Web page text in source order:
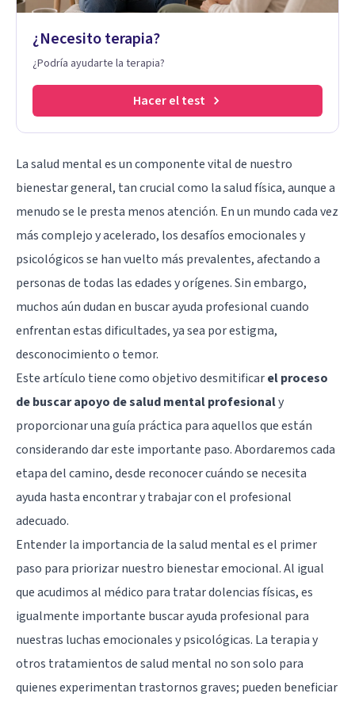
¿Necesito terapia?
¿Podría ayudarte la terapia?
Hacer el test
La salud mental es un componente vital de nuestro
bienestar general, tan crucial como la salud física, aunque a
menudo se le presta menos atención. En un mundo cada vez
más complejo y acelerado, los desafíos emocionales y
psicológicos se han vuelto más prevalentes, afectando a
personas de todas las edades y orígenes. Sin embargo,
muchos aún dudan en buscar ayuda profesional cuando
enfrentan estas dificultades, ya sea por estigma,
desconocimiento o temor.
Este artículo tiene como objetivo desmitificarel proceso
de buscar apoyo de salud mental profesionaly
proporcionar una guía práctica para aquellos que están
considerando dar este importante paso. Abordaremos cada
etapa del camino, desde reconocer cuándo se necesita
ayuda hasta encontrar y trabajar con el profesional
adecuado.
Entender la importancia de la salud mental es el primer
paso para priorizar nuestro bienestar emocional. Al igual
que acudimos al médico para tratar dolencias físicas, es
igualmente importante buscar ayuda profesional para
nuestras luchas emocionales y psicológicas. La terapia y
otros tratamientos de salud mental no son solo para
quienes experimentan trastornos graves; pueden beneficiar